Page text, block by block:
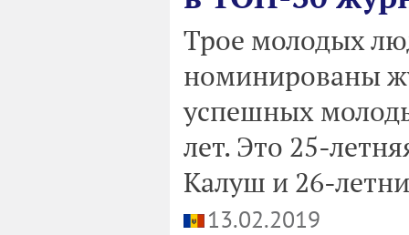
Трое молодых
номинированы
успешных
лет. Это 25-
Калуш и 26-
13.02.2019